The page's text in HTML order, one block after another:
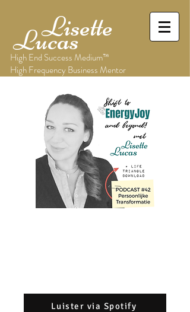
Lisette
Lucas
High End Success Medium™
High Frequency Business Mentor
Luister via Spotify